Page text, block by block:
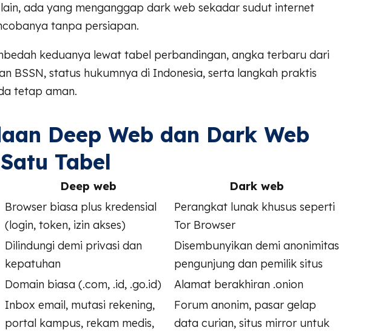
lain, ada yang menganggap dark web sekadar sudut internet
tanpa persiapan.
keduanya lewat tabel perbandingan, angka terbaru dari
BSSN, status hukumnya di Indonesia, serta langkah praktis
tetap aman.
Deep Web dan Dark Web
Tabel
Deep web
Dark web
Browser biasa plus kredensial
(login, token, izin akses)
Perangkat lunak khusus seperti
Tor Browser
Dilindungi demi privasi dan
kepatuhan
Disembunyikan demi anonimitas
pengunjung dan pemilik situs
Domain biasa (.com, .id, .go.id) Alamat berakhiran .onion
Inbox email, mutasi rekening,
portal kampus, rekam medis,
Forum anonim, pasar gelap
data curian, situs mirror untuk